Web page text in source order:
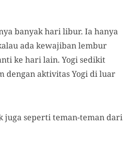
banyak hari libur. Ia hanya
ada kewajiban lembur
ke hari lain. Yogi sedikit
dengan aktivitas Yogi di luar
juga seperti teman-teman dari